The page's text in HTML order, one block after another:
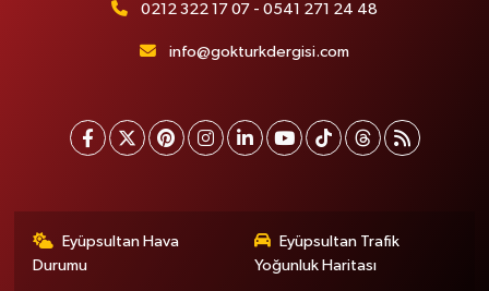
0212 322 17 07 - 0541 271 24 48
info@gokturkdergisi.com
Eyüpsultan Hava
Durumu
Eyüpsultan Trafik
Yoğunluk Haritası